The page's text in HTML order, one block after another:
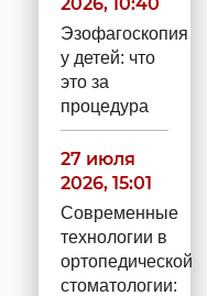
Эзофагоскопия
у детей: что
это за
процедура
27 июля
2026, 15:01
Современные
технологии в
ортопедической
стоматологии: